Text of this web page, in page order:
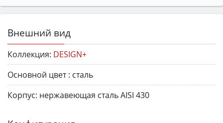
Внешний вид
Коллекция: DESIGN+
Основной цвет : сталь
Корпус: нержавеющая сталь AISI 430